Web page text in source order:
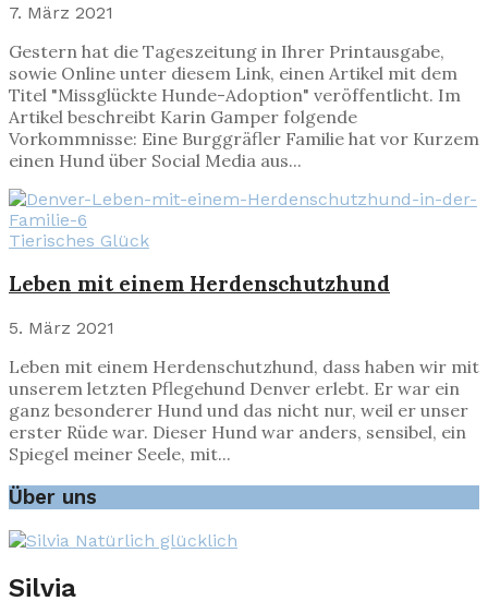
7. März 2021
Gestern hat die Tageszeitung in Ihrer Printausgabe,
sowie Online unter diesem Link, einen Artikel mit dem
Titel "Missglückte Hunde-Adoption" veröffentlicht. Im
Artikel beschreibt Karin Gamper folgende
Vorkommnisse: Eine Burggräfler Familie hat vor Kurzem
einen Hund über Social Media aus...
Tierisches Glück
Leben mit einem Herdenschutzhund
5. März 2021
Leben mit einem Herdenschutzhund, dass haben wir mit
unserem letzten Pflegehund Denver erlebt. Er war ein
ganz besonderer Hund und das nicht nur, weil er unser
erster Rüde war. Dieser Hund war anders, sensibel, ein
Spiegel meiner Seele, mit...
Über uns
Silvia